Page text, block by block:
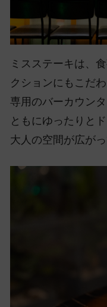
ミスステーキは、
クションにもこだ
専用のバーカウン
ともにゆったりと
大人の空間が広がっ